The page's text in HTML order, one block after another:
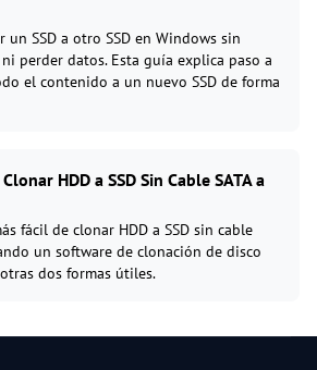
un SSD a otro SSD en Windows sin
perder datos. Esta guía explica paso a
el contenido a un nuevo SSD de forma
HDD a SSD Sin Cable SATA a
fácil de clonar HDD a SSD sin cable
un software de clonación de disco
dos formas útiles.